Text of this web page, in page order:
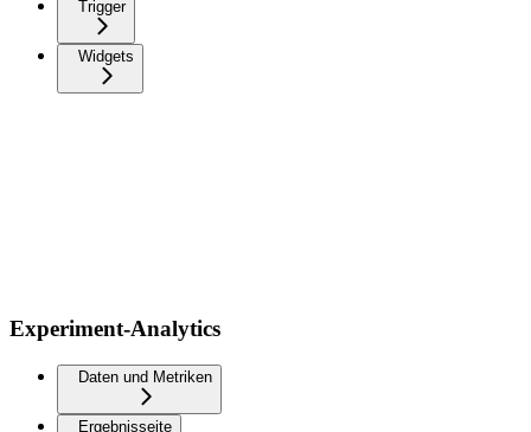
Trigger
Widgets
Experiment-Analytics
Daten und Metriken
Ergebnisseite